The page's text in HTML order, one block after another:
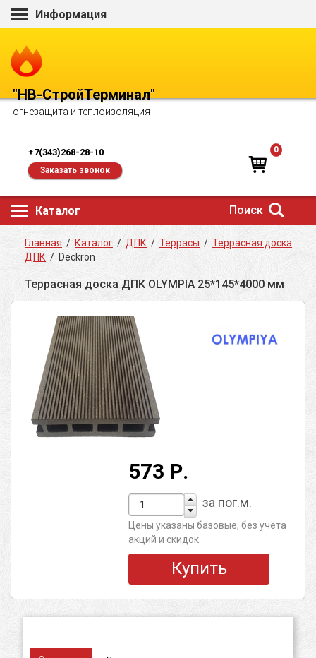
Информация
"НВ-СтройТерминал"
огнезащита и теплоизоляция
+7(343)268-28-10
Заказать звонок
0
Каталог Поиск
Главная / Каталог / ДПК / Террасы / Террасная доска
ДПК / Deckron
Террасная доска ДПК OLYMPIA 25*145*4000 мм
573 Р.
за пог.м.
Цены указаны базовые, без учёта
акций и скидок.
Купить